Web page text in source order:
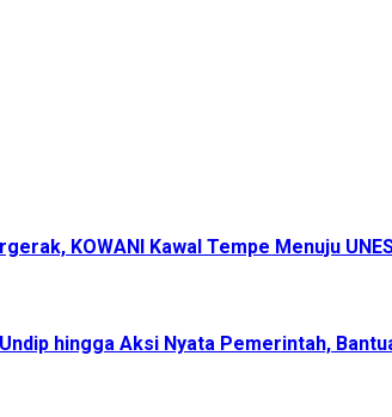
KOWANI Kawal Tempe Menuju
hingga Aksi Nyata Pemerintah,